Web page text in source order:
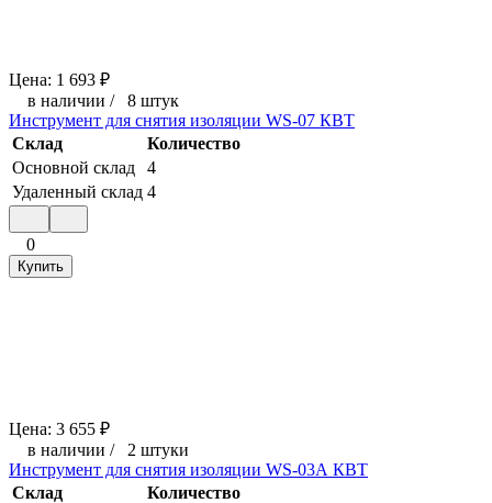
Цена: 1 693 ₽
в наличии / 8 штук
Инструмент для снятия изоляции WS-07 КВТ
Склад
Количество
Основной склад
4
Удаленный склад 4
0
Купить
Цена: 3 655 ₽
в наличии / 2 штуки
Инструмент для снятия изоляции WS-03А КВТ
Склад
Количество